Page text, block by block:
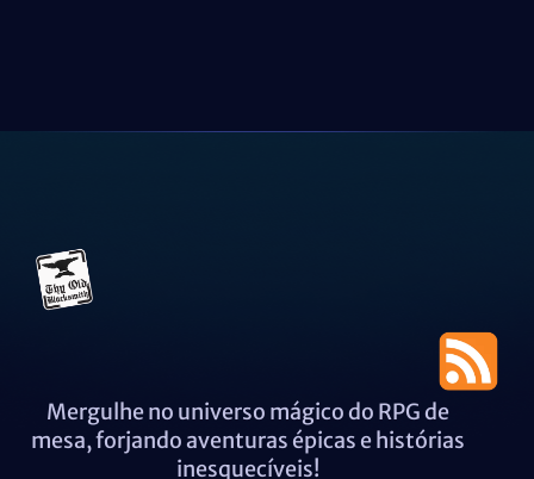
Mergulhe no universo mágico do RPG de
mesa, forjando aventuras épicas e histórias
inesquecíveis!